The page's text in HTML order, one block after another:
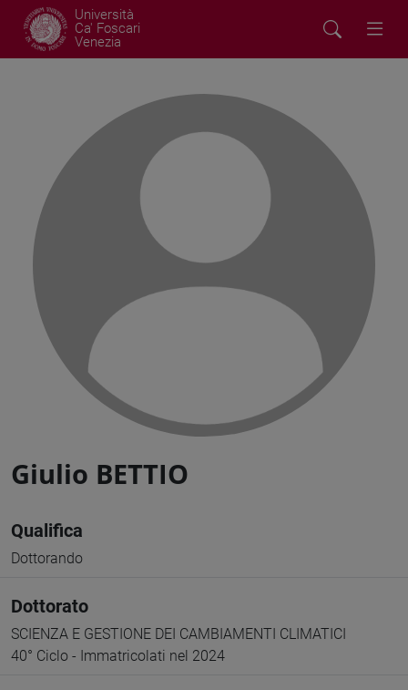
Università
Ca' Foscari
Venezia
Giulio BETTIO
Qualifica
Dottorando
Dottorato
SCIENZA E GESTIONE DEI CAMBIAMENTI CLIMATICI
40° Ciclo - Immatricolati nel 2024